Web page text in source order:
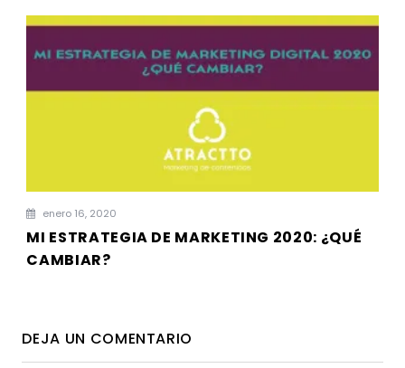
enero 16, 2020
MI ESTRATEGIA DE MARKETING 2020: ¿QUÉ
CAMBIAR?
DEJA UN COMENTARIO